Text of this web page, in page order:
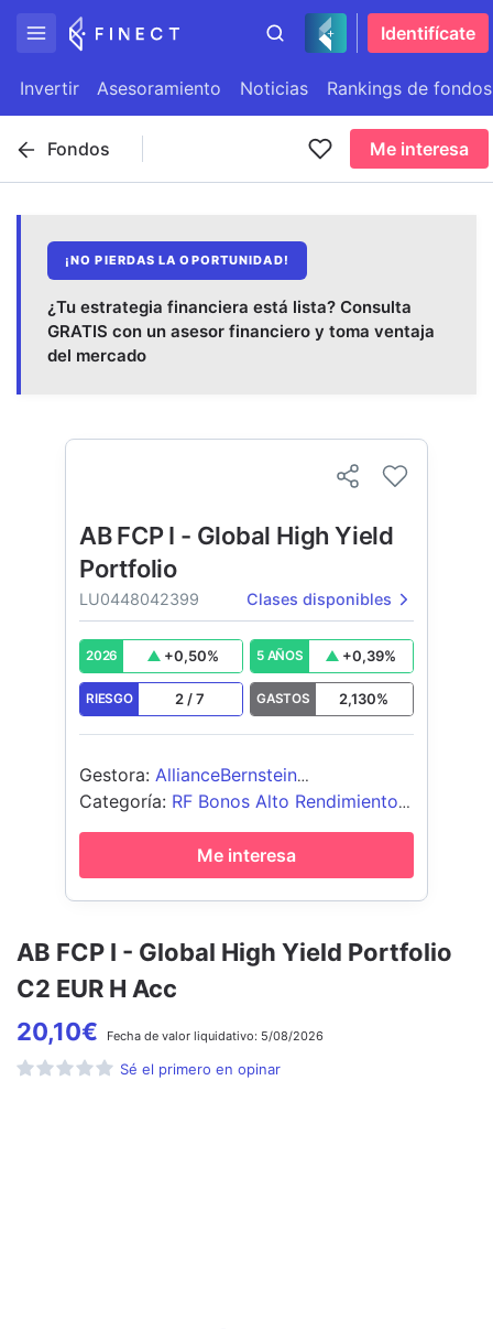
Identifícate
Invertir Asesoramiento Noticias Rankings de fondos
Fondos Me interesa
¡NO PIERDAS LA OPORTUNIDAD!
¿Tu estrategia financiera está lista? Consulta
GRATIS con un asesor financiero y toma ventaja
del mercado
AB FCP I - Global High Yield Portfolio
C2 EUR H Acc
20,10€ Fecha de valor liquidativo: 5/08/2026
Sé el primero en opinar
AB FCP I - Global High Yield
Portfolio
LU0448042399 Clases disponibles
2026 +0,50% 5 AÑOS +0,39%
RIESGO 2 /7 GASTOS 2,130%
Gestora: AllianceBernstein
(Luxembourg) S.à r.l.
Categoría: RF Bonos Alto Rendimiento
Global
Me interesa